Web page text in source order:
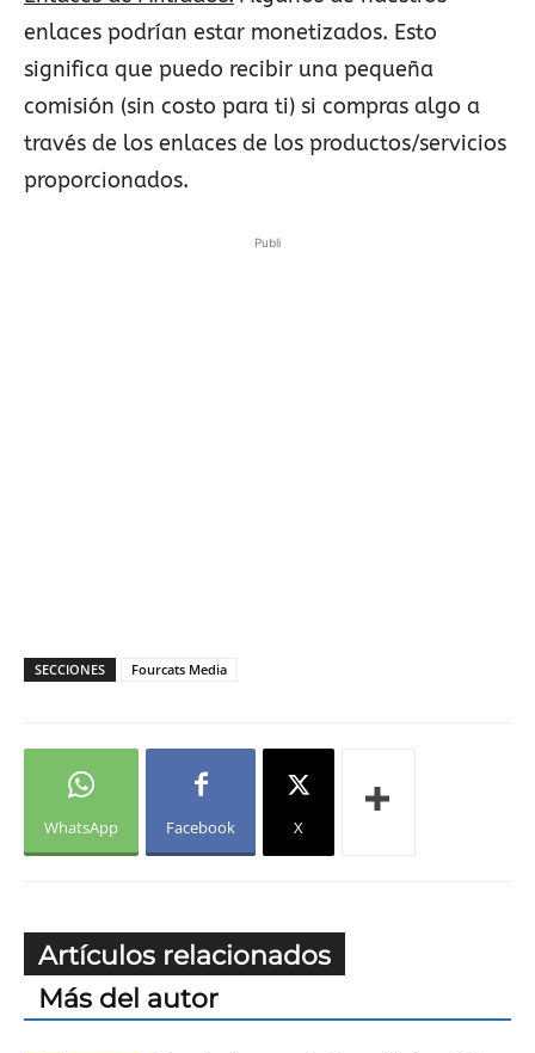
enlaces podrían estar monetizados. Esto
significa que puedo recibir una pequeña
comisión (sin costo para ti) si compras algo a
través de los enlaces de los productos/servicios
proporcionados.
Publi
SECCIONES Fourcats Media
WhatsApp Facebook X
Artículos relacionados
Más del autor